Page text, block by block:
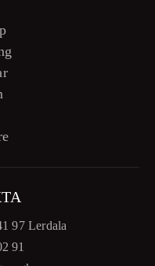
97 Lerdala
91